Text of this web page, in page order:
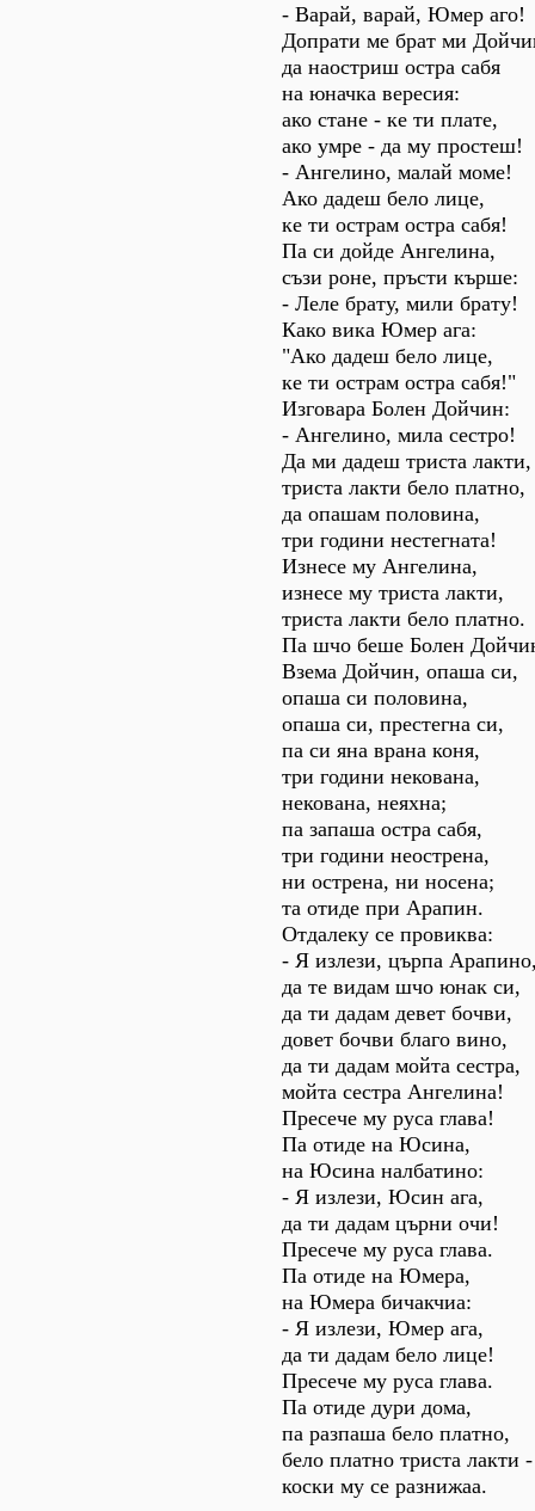
- Варай, варай, Юмер аго!
Допрати ме брат ми
да наостриш остра сабя
на юначка вересия:
ако стане - ке ти плате,
ако умре - да му простеш!
- Ангелино, малай моме!
Ако дадеш бело лице,
ке ти острам остра сабя!
Па си дойде Ангелина,
съзи роне, пръсти кърше:
- Леле брату, мили брату!
Како вика Юмер ага:
"Ако дадеш бело лице,
ке ти острам остра сабя!"
Изговара Болен Дойчин:
- Ангелино, мила сестро!
Да ми дадеш триста лакти,
триста лакти бело платно,
да опашам половина,
три години нестегната!
Изнесе му Ангелина,
изнесе му триста лакти,
триста лакти бело платно.
Па шчо беше Болен
Взема Дойчин, опаша си,
опаша си половина,
опаша си, престегна си,
па си яна врана коня,
три години некована,
некована, неяхна;
па запаша остра сабя,
три години неострена,
ни острена, ни носена;
та отиде при Арапин.
Отдалеку се провиква:
- Я излези, църпа
да те видам шчо юнак си,
да ти дадам девет бочви,
довет бочви благо вино,
да ти дадам мойта сестра,
мойта сестра Ангелина!
Пресече му руса глава!
Па отиде на Юсина,
на Юсина налбатино:
- Я излези, Юсин ага,
да ти дадам църни очи!
Пресече му руса глава.
Па отиде на Юмера,
на Юмера бичакчиа:
- Я излези, Юмер ага,
да ти дадам бело лице!
Пресече му руса глава.
Па отиде дури дома,
па разпаша бело платно,
бело платно триста лакти -
коски му се разнижаа.